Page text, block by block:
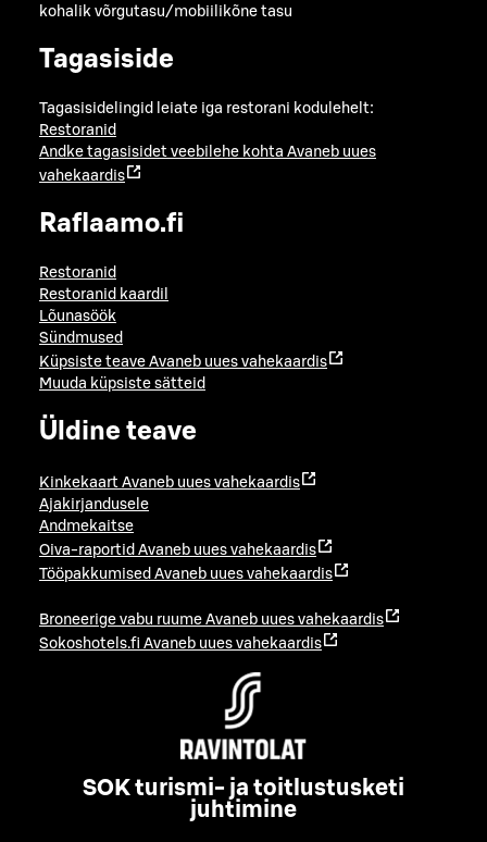
kohalik võrgutasu/mobiilikõne tasu
Tagasiside
Tagasisidelingid leiate iga restorani kodulehelt:
Restoranid
Andke tagasisidet veebilehe kohta Avaneb uues
vahekaardis
Raflaamo.fi
Restoranid
Restoranid kaardil
Lõunasöök
Sündmused
Küpsiste teave Avaneb uues vahekaardis
Muuda küpsiste sätteid
Üldine teave
Kinkekaart Avaneb uues vahekaardis
Ajakirjandusele
Andmekaitse
Oiva-raportid Avaneb uues vahekaardis
Tööpakkumised Avaneb uues vahekaardis
Broneerige vabu ruume Avaneb uues vahekaardis
Sokoshotels.fi Avaneb uues vahekaardis
SOK turismi- ja toitlustusketi
juhtimine